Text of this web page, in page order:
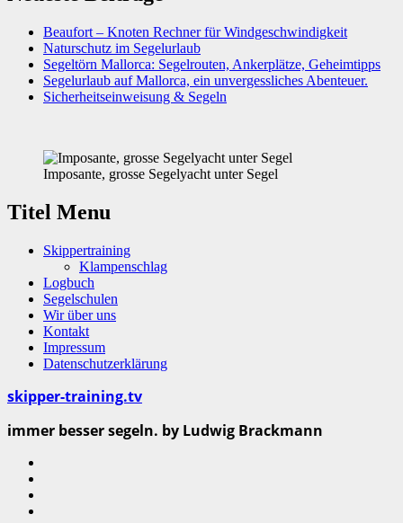
Beaufort – Knoten Rechner für Windgeschwindigkeit
Naturschutz im Segelurlaub
Segeltörn Mallorca: Segelrouten, Ankerplätze, Geheimtipps
Segelurlaub auf Mallorca, ein unvergessliches Abenteuer.
Sicherheitseinweisung & Segeln
Imposante, grosse Segelyacht unter Segel
Titel Menu
Skippertraining
Klampenschlag
Logbuch
Segelschulen
Wir über uns
Kontakt
Impressum
Datenschutzerklärung
skipper-training.tv
immer besser segeln. by Ludwig Brackmann